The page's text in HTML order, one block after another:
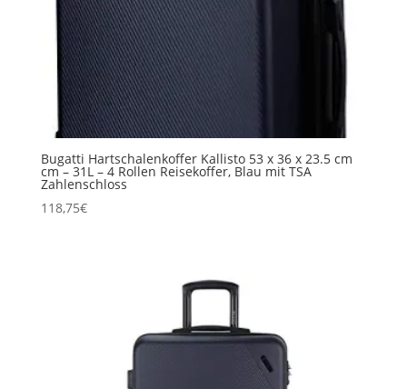
Bugatti Hartschalenkoffer Kallisto 53 x 36 x 23.5 cm
cm – 31L – 4 Rollen Reisekoffer, Blau mit TSA
Zahlenschloss
118,75€